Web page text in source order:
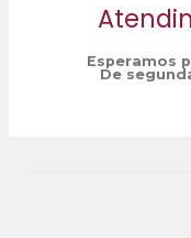
Esperamos
De